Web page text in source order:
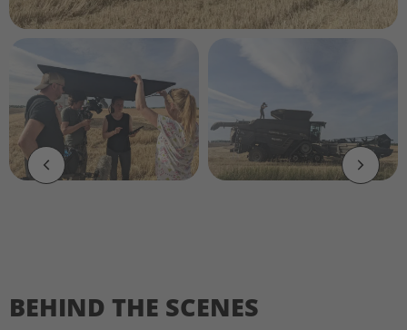
BEHIND THE SCENES